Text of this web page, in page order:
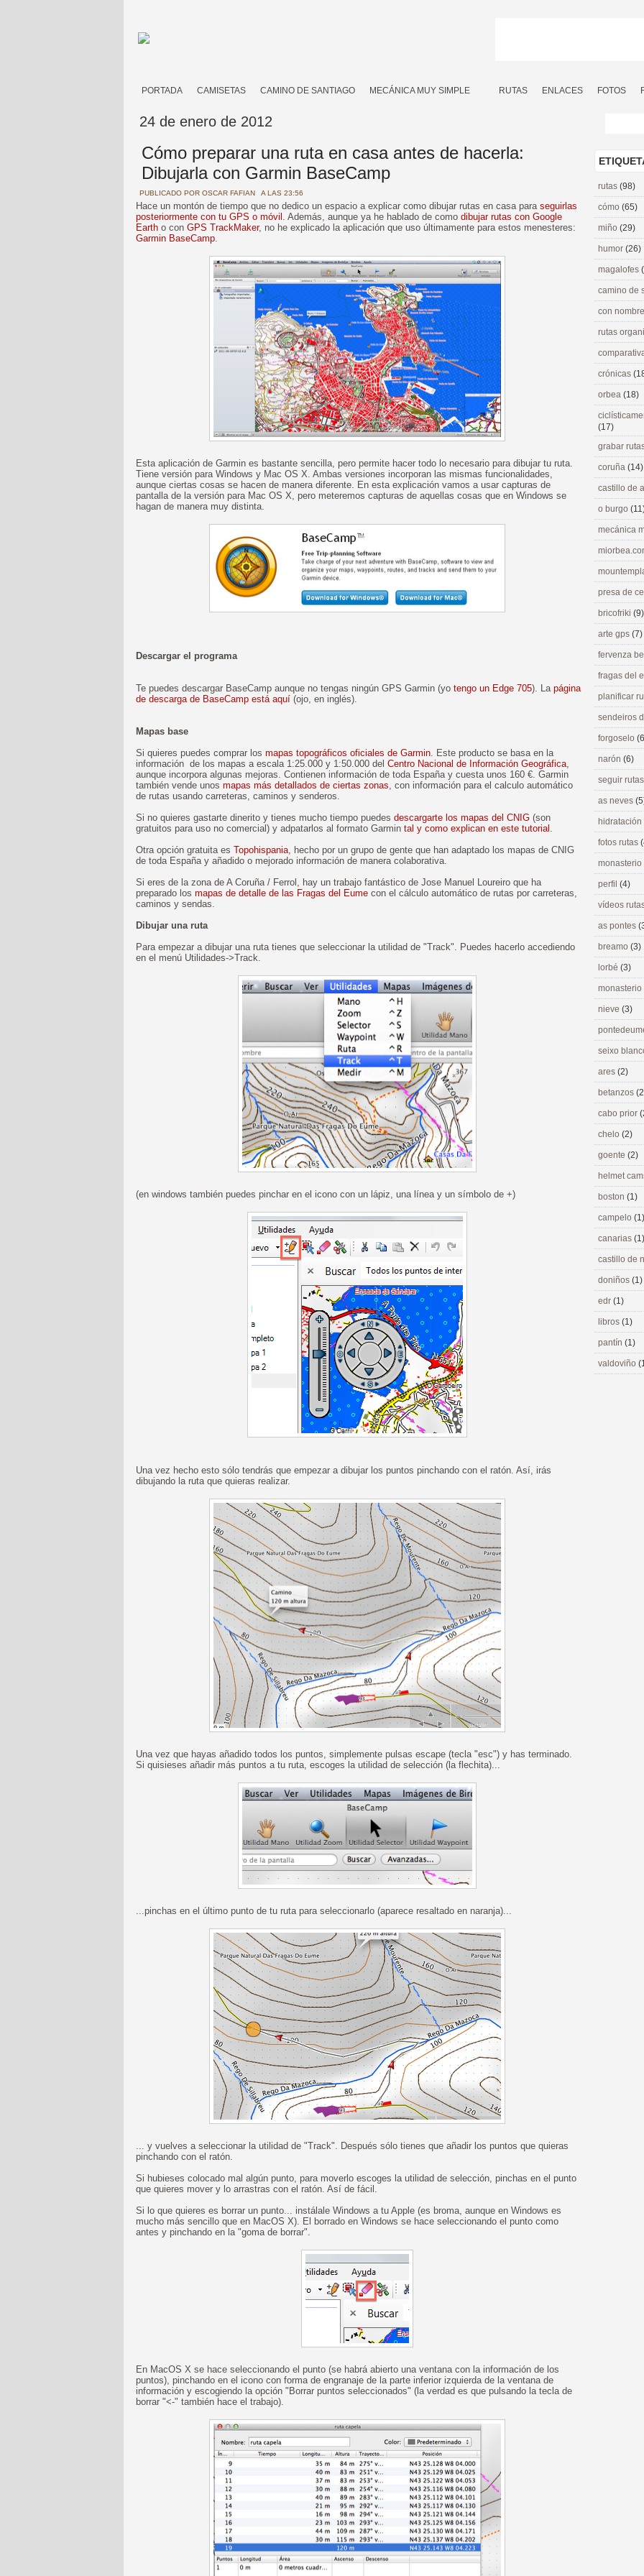
PORTADA CAMISETAS CAMINO DE SANTIAGO MECÁNICA MUY SIMPLE RUTAS ENLACES FOTOS
24 de enero de 2012
Cómo preparar una ruta en casa antes de hacerla:
Dibujarla con Garmin BaseCamp
PUBLICADO POR OSCAR FAFIAN A LAS 23:56
Hace un montón de tiempo que no dedico un espacio a explicar como dibujar rutas en casa para seguirlas
posteriormente con tu GPS o móvil . Además, aunque ya he hablado de como dibujar rutas con Google
Earth o con GPS TrackMaker, no he explicado la aplicación que uso últimamente para estos menesteres:
Garmin BaseCamp.
Esta aplicación de Garmin es bastante sencilla, pero permite hacer todo lo necesario para dibujar tu ruta.
Tiene versión para Windows y Mac OS X. Ambas versiones incorporan las mismas funcionalidades,
aunque ciertas cosas se hacen de manera diferente. En esta explicación vamos a usar capturas de
pantalla de la versión para Mac OS X, pero meteremos capturas de aquellas cosas que en Windows se
hagan de manera muy distinta.
Descargar el programa
Te puedes descargar BaseCamp aunque no tengas ningún GPS Garmin (yo tengo un Edge 705). La página
de descarga de BaseCamp está aquí (ojo, en inglés).
Mapas base
Si quieres puedes comprar los mapas topográficos oficiales de Garmin. Este producto se basa en la
información de los mapas a escala 1:25.000 y 1:50.000 del Centro Nacional de Información Geográfica,
aunque incorpora algunas mejoras. Contienen información de toda España y cuesta unos 160 €. Garmin
también vende unos mapas más detallados de ciertas zonas, con información para el calculo automático
de rutas usando carreteras, caminos y senderos.
Si no quieres gastarte dinerito y tienes mucho tiempo puedes descargarte los mapas del CNIG (son
gratuitos para uso no comercial) y adpatarlos al formato Garmin tal y como explican en este tutorial .
Otra opción gratuita es Topohispania, hecho por un grupo de gente que han adaptado los mapas de CNIG
de toda España y añadido o mejorado información de manera colaborativa.
Si eres de la zona de A Coruña / Ferrol, hay un trabajo fantástico de Jose Manuel Loureiro que ha
preparado los mapas de detalle de las Fragas del Eume con el cálculo automático de rutas por carreteras,
caminos y sendas.
Dibujar una ruta
Para empezar a dibujar una ruta tienes que seleccionar la utilidad de "Track". Puedes hacerlo accediendo
en el menú Utilidades->Track.
(en windows también puedes pinchar en el icono con un lápiz, una línea y un símbolo de +)
Una vez hecho esto sólo tendrás que empezar a dibujar los puntos pinchando con el ratón. Así, irás
dibujando la ruta que quieras realizar.
Una vez que hayas añadido todos los puntos, simplemente pulsas escape (tecla "esc") y has terminado.
Si quisieses añadir más puntos a tu ruta, escoges la utilidad de selección (la flechita)...
...pinchas en el último punto de tu ruta para seleccionarlo (aparece resaltado en naranja)...
... y vuelves a seleccionar la utilidad de "Track". Después sólo tienes que añadir los puntos que quieras
pinchando con el ratón.
Si hubieses colocado mal algún punto, para moverlo escoges la utilidad de selección, pinchas en el punto
que quieres mover y lo arrastras con el ratón. Así de fácil.
Si lo que quieres es borrar un punto... instálale Windows a tu Apple (es broma, aunque en Windows es
mucho más sencillo que en MacOS X). El borrado en Windows se hace seleccionando el punto como
antes y pinchando en la "goma de borrar".
En MacOS X se hace seleccionando el punto (se habrá abierto una ventana con la información de los
puntos), pinchando en el icono con forma de engranaje de la parte inferior izquierda de la ventana de
información y escogiendo la opción "Borrar puntos seleccionados" (la verdad es que pulsando la tecla de
borrar "<-" también hace el trabajo).
rutas (98)
cómo (65)
miño (29)
humor (26)
magalofes
camino de
con
rutas
crónicas
orbea (18)
(17)
grabar
coruña (14)
castillo de
o burgo
mecánica
presa de
bricofriki (9)
arte gps (7)
fervenza
fragas del
planificar
sendeiros
forgoselo
narón (6)
seguir
as neves
hidratación
fotos rutas
perfil (4)
vídeos
as pontes
breamo (3)
lorbé (3)
nieve (3)
seixo
ares (2)
betanzos
cabo prior
chelo (2)
goente (2)
helmet
boston (1)
campelo (1)
canarias (1)
castillo de
doniños (1)
edr (1)
libros (1)
pantín (1)
valdoviño